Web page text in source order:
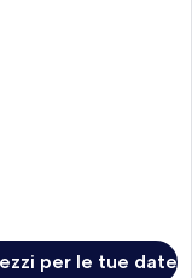
per le tue date